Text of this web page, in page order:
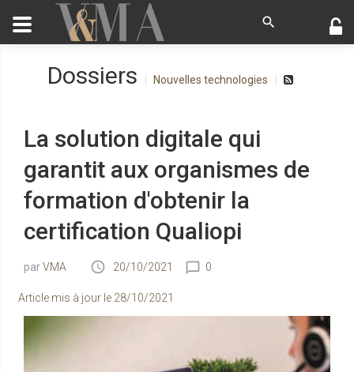
Dossiers Nouvelles technologies
La solution digitale qui
garantit aux organismes de
formation d'obtenir la
certification Qualiopi
VMA 20/10/2021 0
Article mis à jour le 28/10/2021